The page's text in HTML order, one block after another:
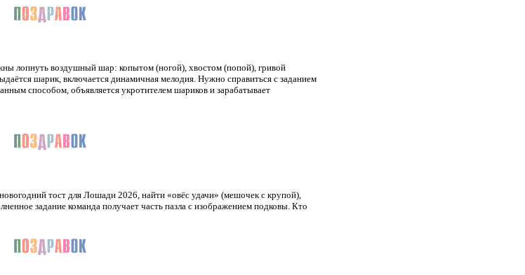
лопнуть воздушный шар: копытом (ногой), хвостом (попой), гривой
шарик, включается динамичная мелодия. Нужно справиться с заданием
способом, объявляется укротителем шариков и зарабатывает
тост для Лошади 2026, найти «овёс удачи» (мешочек с крупой),
задание команда получает часть пазла с изображением подковы. Кто